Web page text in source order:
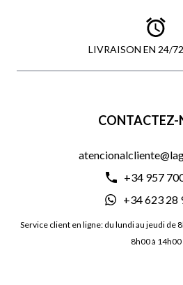
LIVRAISON EN 24/
CONTACTEZ-
+34 957
+34 623 28
Service client en ligne: du lundi au jeudi de
8h00 à 14h00